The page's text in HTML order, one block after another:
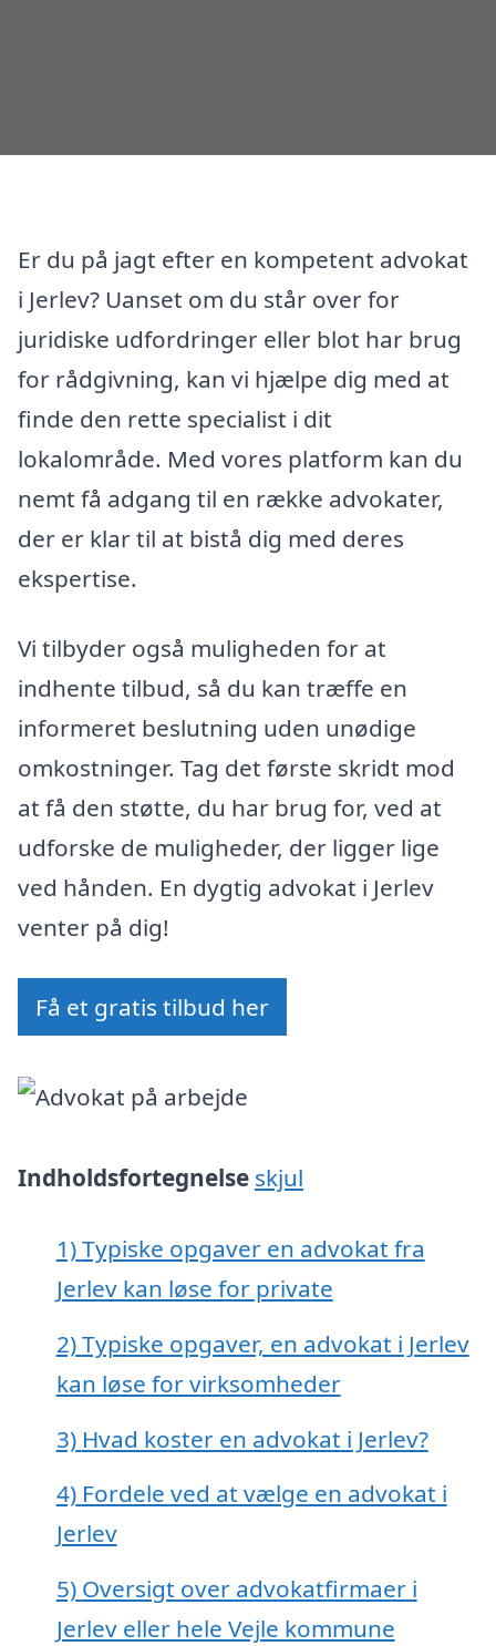
Er du på jagt efter en kompetent advokat
i Jerlev? Uanset om du står over for
juridiske udfordringer eller blot har brug
for rådgivning, kan vi hjælpe dig med at
finde den rette specialist i dit
lokalområde. Med vores platform kan du
nemt få adgang til en række advokater,
der er klar til at bistå dig med deres
ekspertise.
Vi tilbyder også muligheden for at
indhente tilbud, så du kan træffe en
informeret beslutning uden unødige
omkostninger. Tag det første skridt mod
at få den støtte, du har brug for, ved at
udforske de muligheder, der ligger lige
ved hånden. En dygtig advokat i Jerlev
venter på dig!
Få et gratis tilbud her
Indholdsfortegnelse skjul
1)Typiske opgaver en advokat fra
Jerlev kan løse for private
2)Typiske opgaver, en advokat i Jerlev
kan løse for virksomheder
3) Hvad koster en advokat i Jerlev?
4) Fordele ved at vælge en advokat i
Jerlev
5) Oversigt over advokatfirmaer i
Jerlev eller hele Vejle kommune